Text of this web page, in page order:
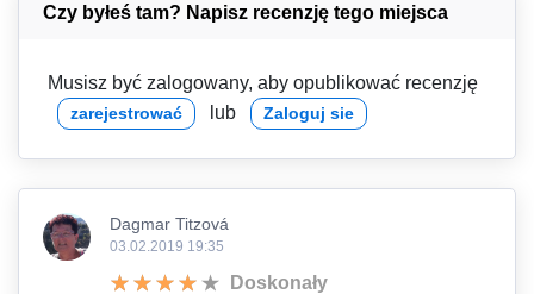
Czy byłeś tam? Napisz recenzję tego miejsca
Musisz być zalogowany, aby opublikować recenzję
zarejestrować lub Zaloguj sie
Dagmar Titzová
03.02.2019 19:35
Doskonały